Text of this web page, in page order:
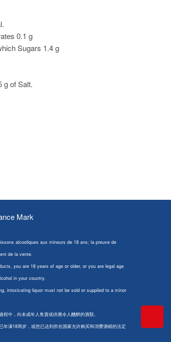
0.1 g
Sugars 1.4 g
g of Salt.
alcooliques aux mineurs de 18 ans; la preuve de
de la vente.
you are 18 years of age or older, or you are legal age
in your country.
intoxicating liquor must not be sold or supplied to a minor
中，向未成年人售賣或供應令人醺醉的酒類。
年满18周岁，或您已达到所在国家允许购买和消费酒精的法定